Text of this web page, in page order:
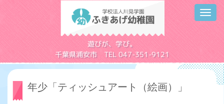
遊びが、学び。
千葉県浦安市 TEL 047-351-9121
年少「ティッシュアート（絵画）」